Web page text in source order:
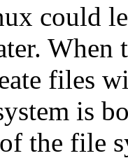
could
files
is
the file